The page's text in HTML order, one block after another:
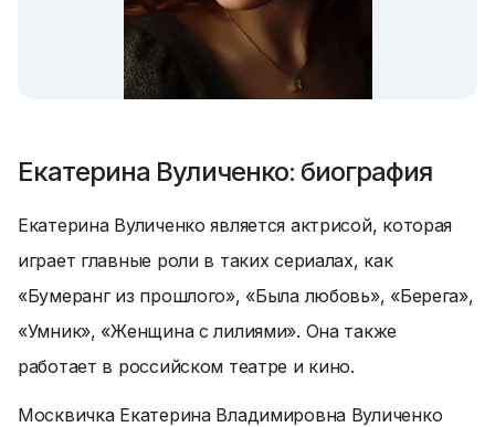
Екатерина Вуличенко: биография
Екатерина Вуличенко является актрисой, которая
играет главные роли в таких сериалах, как
«Бумеранг из прошлого», «Была любовь», «Берега»,
«Умник», «Женщина с лилиями». Она также
работает в российском театре и кино.
Москвичка Екатерина Владимировна Вуличенко